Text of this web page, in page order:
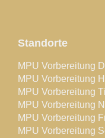
Standorte
MPU Vorbereitung
MPU Vorbereitung
MPU Vorbereitung
MPU Vorbereitung
MPU Vorbereitung
MPU Vorbereitung